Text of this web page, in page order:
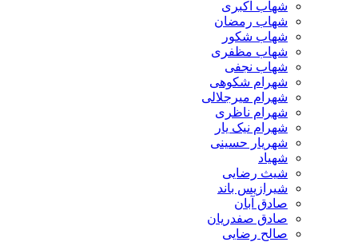
شهاب اکبری
شهاب رمضان
شهاب شکور
شهاب مظفری
شهاب نجفی
شهرام شکوهی
شهرام میرجلالی
شهرام ناظری
شهرام نیک یار
شهریار حسینی
شهیاد
شیث رضایی
شیرازیس باند
صادق آبان
صادق صفدریان
صالح رضایی